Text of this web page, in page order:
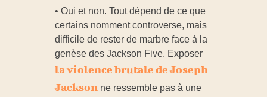
u
c
o
• Oui et non. Tout dépend de ce que
certains nomment controverse, mais
difficile de rester de marbre face à la
genèse des Jackson Five. Exposer
la violence brutale de Joseph
Jackson ne ressemble pas à une